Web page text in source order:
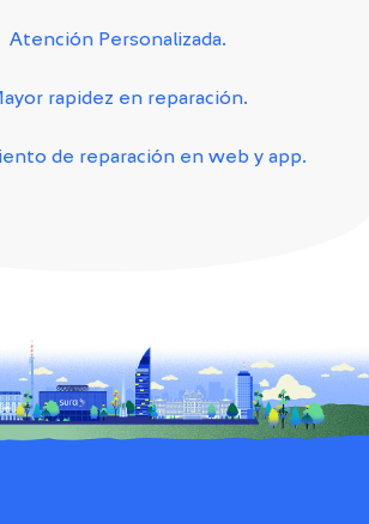
Atención Personalizada.
rapidez en reparación.
de reparación en web y app.